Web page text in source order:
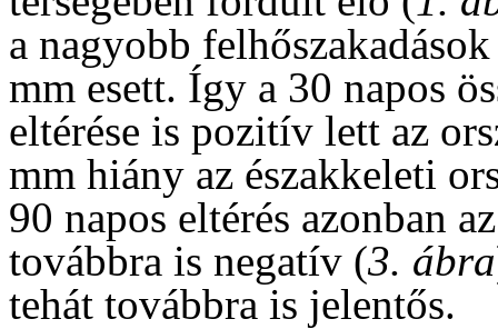
a nagyobb
mm esett. Így a 30 napos
eltérése is pozitív lett az
mm hiány az északkeleti
90 napos eltérés azonban
továbbra is negatív (3. ábra
tehát továbbra is jelentős.